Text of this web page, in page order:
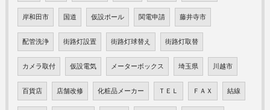
岸和田市 国道 仮設ポール 関電申請 藤井寺市
配管洗浄 街路灯設置 街路灯球替え 街路灯取替
カメラ取付 仮設電気 メーターボックス 埼玉県 川越市
百貨店 店舗改修 化粧品メーカー ＴＥＬ ＦＡＸ 結線